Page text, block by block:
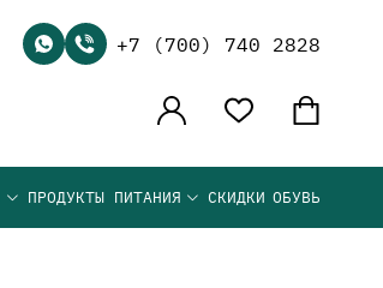
+7 (700) 740 2828
ПРОДУКТЫ ПИТАНИЯ СКИДКИ ОБУВЬ